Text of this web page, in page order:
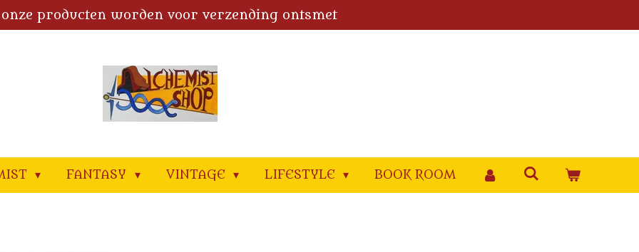
producten worden voor verzending ontsmet
FANTASY VINTAGE LIFESTYLE BOOK ROOM